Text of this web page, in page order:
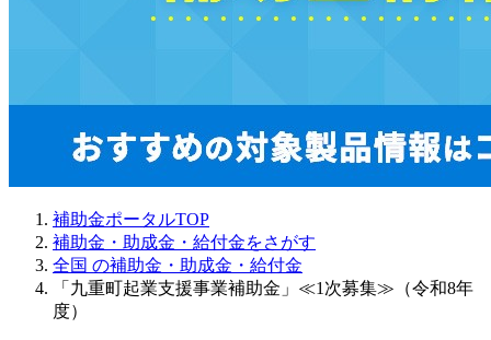
補助金ポータルTOP
補助金・助成金・給付金をさがす
全国 の補助金・助成金・給付金
「九重町起業支援事業補助金」≪1次募集≫（令和8年
度）